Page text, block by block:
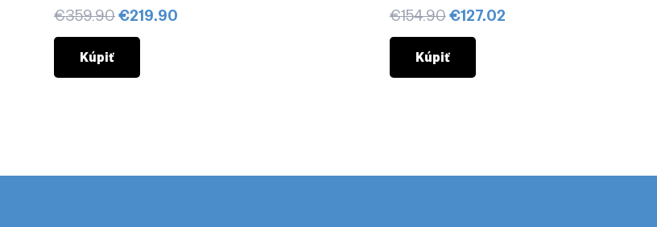
€359.90Pôvodná
cena
€359.90.
€219.90
Kúpiť
€154.90Pôvodná
cena
bola:
€154.90.
€127.02Aktuálna
Kúpiť